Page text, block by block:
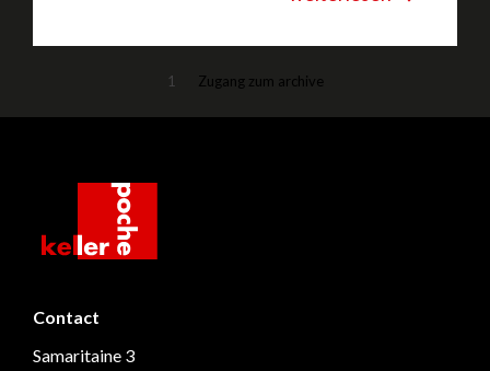
1 Zugang zum archive
Contact
Samaritaine 3